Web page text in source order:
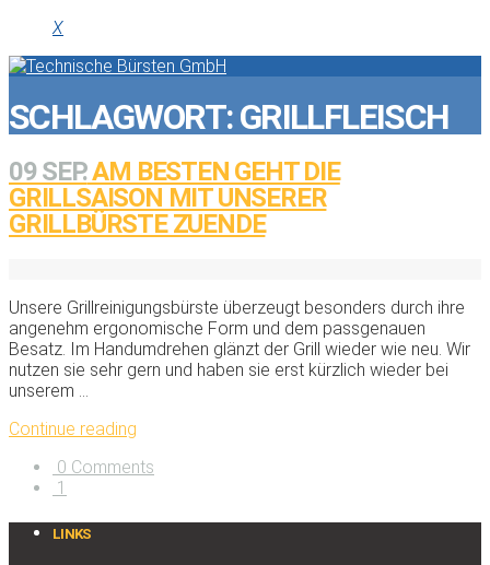
X
SCHLAGWORT:GRILLFLEISCH
09 SEP.AM BESTEN GEHT DIE
GRILLSAISON MIT UNSERER
GRILLBÜRSTE ZUENDE
Unsere Grillreinigungsbürste überzeugt besonders durch ihre
angenehm ergonomische Form und dem passgenauen
Besatz. Im Handumdrehen glänzt der Grill wieder wie neu. Wir
nutzen sie sehr gern und haben sie erst kürzlich wieder bei
unserem ...
Continue reading
0 Comments
1
LINKS